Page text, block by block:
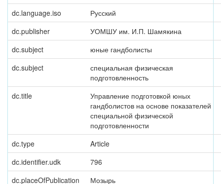
dc.language.iso
Русский
dc.publisher
УОМШУ им. И.П. Шамякина
dc.subject
юные гандболисты
dc.subject
специальная физическая
подготовленность
dc.title
Управление подготовкой юных
гандболистов на основе показателей
специальной физической
подготовленности
dc.type
Article
dc.identifier.udk
796
dc.placeOfPublication
Мозырь